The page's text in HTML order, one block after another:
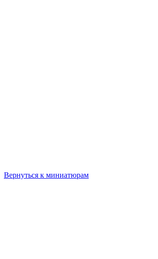
Вернуться к миниатюрам